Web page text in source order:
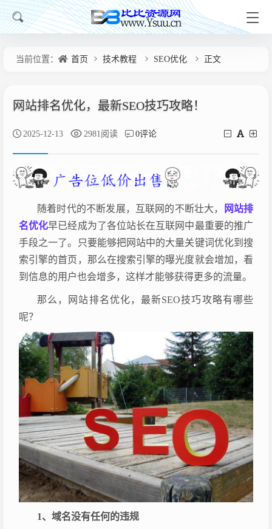
当前位置： 首页 技术教程 SEO优化 正文
网站排名优化，最新SEO技巧攻略！
2025-12-13 2981阅读 0评论
随着时代的不断发展，互联网的不断壮大，
网站排
名优化早已经成为了各位站长在互联网中最重要的推广
手段之一了。只要能够把网站中的大量关键词优化到搜
索引擎的首页，那么在搜索引擎的曝光度就会增加，看
到信息的用户也会增多，这样才能够获得更多的流量。
那么，网站排名优化，最新SEO技巧攻略有哪些
呢？
1、域名没有任何的违规